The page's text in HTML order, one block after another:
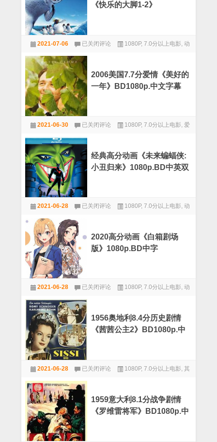
双
字
虎
藏
龙》
BD
国
语
中
字
《快乐的大脚1-2》
2021-07-06
澳
大
利
亚
7.3
分
搞
笑
动
画
《快
乐
的
大
脚
1-
BD1080p.
国
粤
已关闭评论 1080P, 7.0分以上电影 动
2006美国7.7分爱情《美好的
一年》BD1080p.中文字幕
2021-06-30
美
国
7.7
分
爱
情
好
的
一
年》
文
已关闭评论 1080P, 7.0分以上电影 爱
经典高分动画《未来蝙蝠侠:
小丑归来》1080p.BD中英双
2021-06-28
典
动
《未
蝙
侠:
小
丑
归
来》
1080p.BD
中
英
双
字
已关闭评论 1080P, 7.0分以上电影, 动
2020高分动画《白箱剧场
版》1080p.BD中字
2021-06-28
高
分
动
画
《白
箱
剧
场
版》
1080p.BD
中
字
已关闭评论 1080P, 7.0分以上电影, 动
1956奥地利8.4分历史剧情
《茜茜公主2》BD1080p.中
2021-06-28
奥
地
利
8.4
分
史
剧
情
已关闭评论 1080P, 7.0分以上电影 其
1959意大利8.1分战争剧情
《罗维雷将军》BD1080p.中